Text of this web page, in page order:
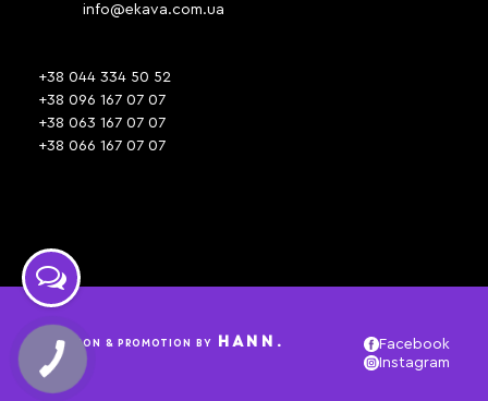
info@ekava.com.ua
+38 044 334 50 52
+38 096 167 07 07
+38 063 167 07 07
+38 066 167 07 07
CREATION & PROMOTION BY HANN.
Facebook
Instagram